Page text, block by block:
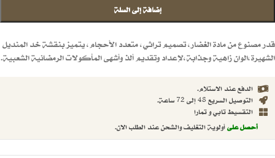
إضافة إلى السلة
قدر مصنوع من مادة الغضار، تصميم تراثي، متعدد الأحجام، يتميز بنقشة خد المنديل
الشهيرة،الوان زاهية وجذابة،لإعداد وتقديم ألذ وأشهى المأكولات الرمضانية الشعبية.
الدفع عند الاستلام.
التوصيل السريع 48 إلى 72 ساعة.
التقسيط تابي و تمارا
أحصل علىأولوية التغليف والشحن عند الطلب الان.